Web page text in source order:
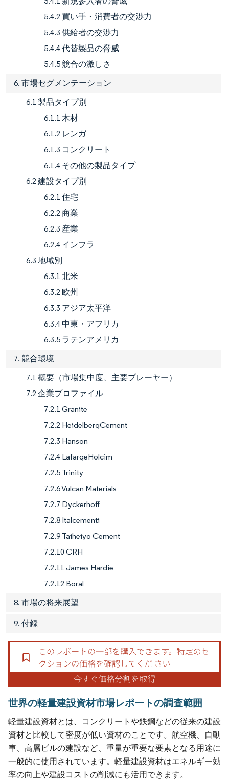
5.4.2 買い手・消費者の交渉力
5.4.3 供給者の交渉力
5.4.4 代替製品の脅威
5.4.5 競合の激しさ
6. 市場セグメンテーション
6.1 製品タイプ別
6.1.1 木材
6.1.2 レンガ
6.1.3 コンクリート
6.1.4 その他の製品タイプ
6.2 建設タイプ別
6.2.1 住宅
6.2.2 商業
6.2.3 産業
6.2.4 インフラ
6.3 地域別
6.3.1 北米
6.3.2 欧州
6.3.3 アジア太平洋
6.3.4 中東・アフリカ
6.3.5 ラテンアメリカ
7. 競合環境
7.1 概要（市場集中度、主要プレーヤー）
7.2 企業プロファイル
7.2.1 Granite
7.2.2 HeidelbergCement
7.2.3 Hanson
7.2.4 LafargeHolcim
7.2.5 Trinity
7.2.6 Vulcan Materials
7.2.7 Dyckerhoff
7.2.8 Italcementi
7.2.9 Taiheiyo Cement
7.2.10 CRH
7.2.11 James Hardie
7.2.12 Boral
8. 市場の将来展望
9. 付録
世界の軽量建設資材市場レポートの調査範囲
軽量建設資材とは、コンクリートや鉄鋼などの従来の建設
資材と比較して密度が低い資材のことです。航空機、自動
車、高層ビルの建設など、重量が重要な要素となる用途に
一般的に使用されています。軽量建設資材はエネルギー効
率の向上や建設コストの削減にも活用できます。